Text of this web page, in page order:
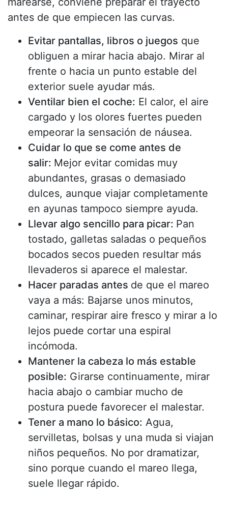
antes de que empiecen las curvas.
Evitar pantallas, libros o juegos que
obliguen a mirar hacia abajo. Mirar al
frente o hacia un punto estable del
exterior suele ayudar más.
Ventilar bien el coche: El calor, el aire
cargado y los olores fuertes pueden
empeorar la sensación de náusea.
Cuidar lo que se come antes de
salir: Mejor evitar comidas muy
abundantes, grasas o demasiado
dulces, aunque viajar completamente
en ayunas tampoco siempre ayuda.
Llevar algo sencillo para picar: Pan
tostado, galletas saladas o pequeños
bocados secos pueden resultar más
llevaderos si aparece el malestar.
Hacer paradas antes de que el mareo
vaya a más: Bajarse unos minutos,
caminar, respirar aire fresco y mirar a lo
lejos puede cortar una espiral
incómoda.
Mantener la cabeza lo más estable
posible: Girarse continuamente, mirar
hacia abajo o cambiar mucho de
postura puede favorecer el malestar.
Tener a mano lo básico: Agua,
servilletas, bolsas y una muda si viajan
niños pequeños. No por dramatizar,
sino porque cuando el mareo llega,
suele llegar rápido.